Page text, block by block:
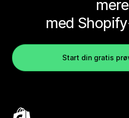
mere
med
Start din gratis